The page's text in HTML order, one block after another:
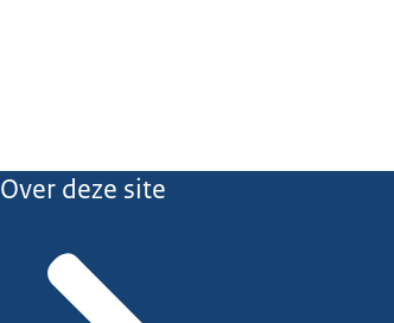
Over deze site